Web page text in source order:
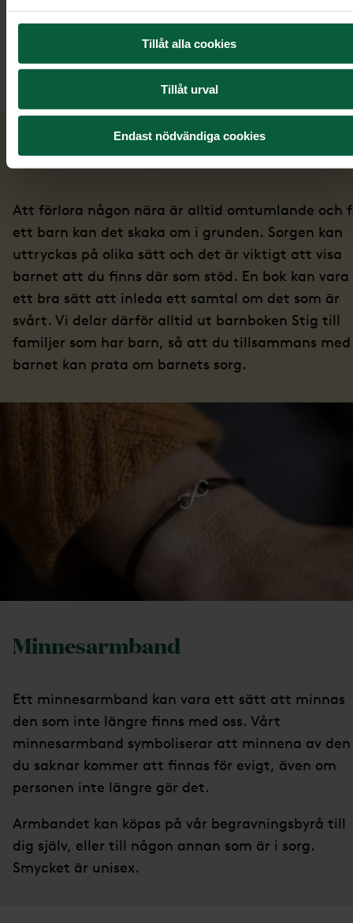
Tillåt alla cookies
Tillåt urval
Endast nödvändiga cookies
Prata om sorg med barn
Att förlora någon nära är alltid omtumlande och
ett barn kan det skaka om i grunden. Sorgen kan
uttryckas på olika sätt och det är viktigt att visa
barnet att du finns där som stöd. En bok kan vara
ett bra sätt att inleda ett samtal om det som är
svårt. Vi delar därför alltid ut barnboken Stig till
familjer som har barn, så att du tillsammans med
barnet kan prata om barnets sorg.
Minnesarmband
Ett minnesarmband kan vara ett sätt att minnas
den som inte längre finns med oss. Vårt
minnesarmband symboliserar att minnena av den
du saknar kommer att finnas för evigt, även om
personen inte längre gör det.
Armbandet kan köpas på vår begravningsbyrå till
dig själv, eller till någon annan som är i sorg.
Smycket är unisex.